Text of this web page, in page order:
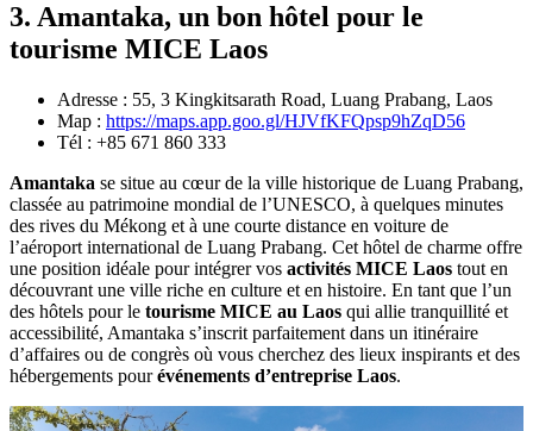
3. Amantaka, un bon hôtel pour le
tourisme MICE Laos
Adresse : 55, 3 Kingkitsarath Road, Luang Prabang, Laos
Map : https://maps.app.goo.gl/HJVfKFQpsp9hZqD56
Tél : +85 671 860 333
Amantaka‎ se situe au cœur de‎ la ville‎ historique de Luang‎ Prabang,‎
classée au patrimoine‎ mondial de l’UNESCO,‎ à quelques minutes
des rives‎ du Mékong‎ et à une courte‎ distance en voiture de‎
l’aéroport international de Luang Prabang. Cet‎ hôtel de charme‎ offre
une position idéale pour‎ intégrer vos activités‎ MICE Laos‎ tout en
découvrant‎ une ville riche en culture et en‎ histoire. En tant‎ que l’un
des hôtels‎ pour le tourisme‎ MICE au Laos qui‎ allie tranquillité et
accessibilité, Amantaka‎ s’inscrit parfaitement‎ dans un itinéraire‎
d’affaires‎ ou de congrès où‎ vous cherchez‎ des‎ lieux inspirants et‎ des
hébergements‎ pourévénements d’entreprise Laos.